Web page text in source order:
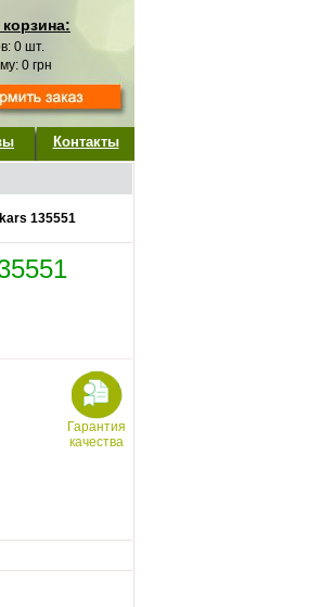
0 шт.
0 грн
Контакты
135551
Гарантия
качества